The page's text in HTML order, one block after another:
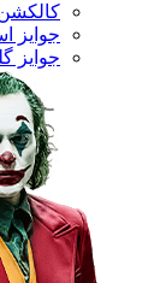
جوایز
جوایز